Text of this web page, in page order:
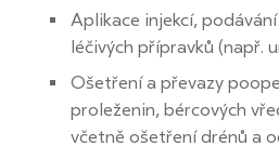
Aplikace injekcí,
léčivých přípravků (např.
Ošetření a převazy
proleženin, bércových
včetně ošetření drénů a